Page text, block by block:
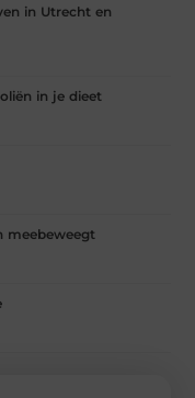
in Utrecht en
in je dieet
meebeweegt